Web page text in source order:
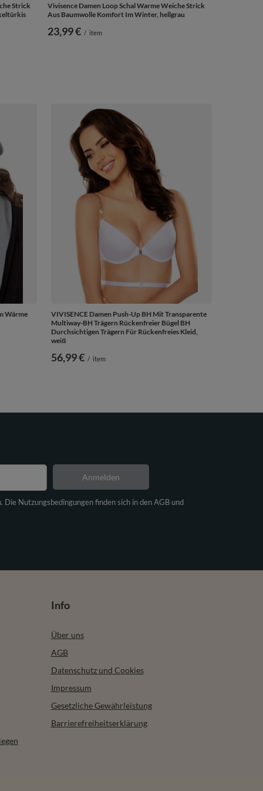
Strick
Vivisence Damen Loop Schal Warme Weiche Strick
Aus Baumwolle Komfort Im Winter, hellgrau
23,99 € / item
Wärme
VIVISENCE Damen Push-Up BH Mit Transparente
Multiway-BH Trägern Rückenfreier Bügel BH
Durchsichtigen Trägern Für Rückenfreies Kleid,
weiß
56,99 € / item
Nutzungsbedingungen finden sich in den AGB und
Anmelden
Info
Über uns
AGB
Datenschutz und Cookies
Impressum
Gesetzliche Gewährleistung
Barrierefreiheitserklärung